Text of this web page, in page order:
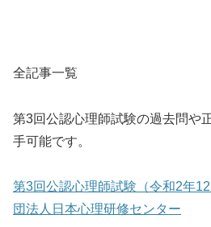
全記事一覧
第3回公認心理師試験の過去問や
手可能です。
第3回公認心理師試験（令和2年
団法人日本心理研修センター